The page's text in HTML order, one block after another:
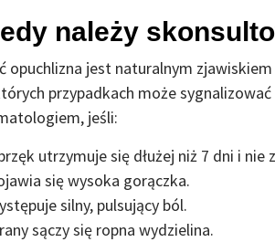
należy
opuchlizna jest naturalnym
przypadkach może
jeśli:
utrzymuje się dłużej niż 7 dni i nie
się wysoka gorączka.
silny, pulsujący ból.
sączy się ropna wydzielina.